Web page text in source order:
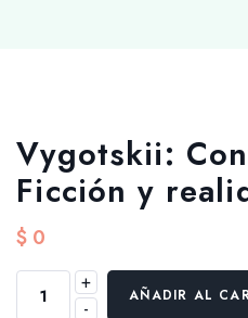
Vygotskii:
Ficción y
$ 0
-
Vygotskii:
Conversaciones.
+
AÑADIR AL